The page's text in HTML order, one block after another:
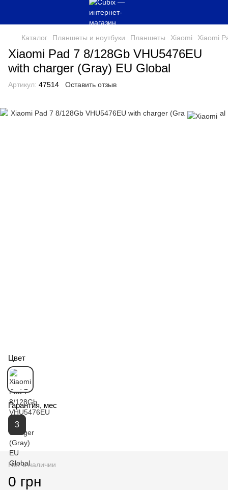
Каталог Планшеты и ноутбуки Планшеты Xiaomi Xiaomi
Xiaomi Pad 7 8/128Gb VHU5476EU
with charger (Gray) EU Global
Артикул: 47514 Оставить отзыв
Цвет
Гарантия, мес
3
Нет в наличии
0 грн